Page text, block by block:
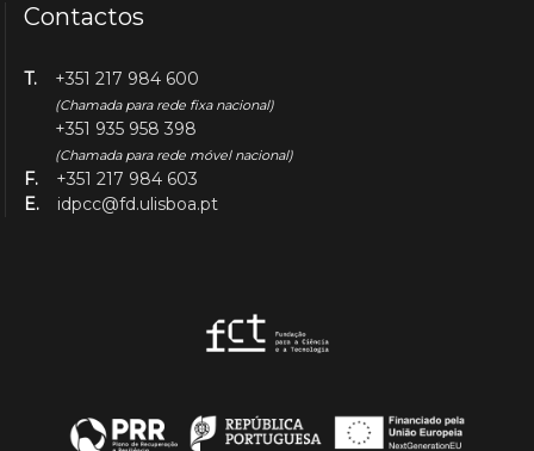
Contactos
T. +351 217 984 600
(Chamada para rede fixa nacional)
+351 935 958 398
(Chamada para rede móvel nacional)
F.
+351 217 984 603
E.
idpcc@fd.ulisboa.pt